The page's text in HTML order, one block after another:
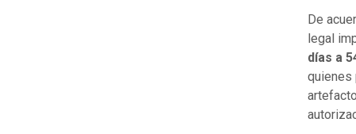
De
legal
días a
quienes